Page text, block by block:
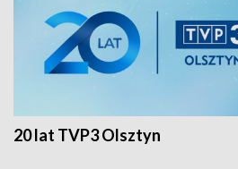
20 lat TVP3 Olsztyn